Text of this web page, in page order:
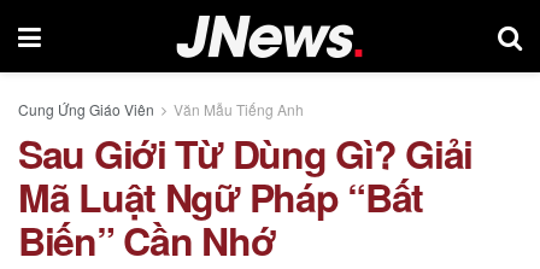
Cung Ứng Giáo Viên Văn Mẫu Tiếng Anh
Sau Giới Từ Dùng Gì? Giải
Mã Luật Ngữ Pháp “Bất
Biến” Cần Nhớ